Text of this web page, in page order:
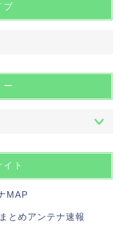
ブ
ー
ト
MAP
とめアンテナ速報